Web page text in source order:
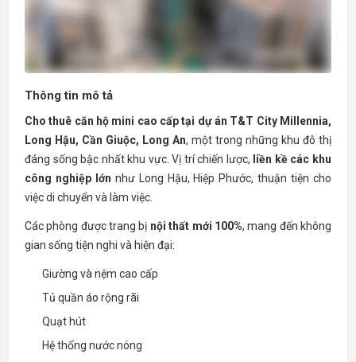
Thông tin mô tả
Cho thuê căn hộ mini cao cấp tại dự án T&T City Millennia,
Long Hậu, Cần Giuộc, Long An, một trong những khu đô thị
đáng sống bậc nhất khu vực. Vị trí chiến lược, liền kề các khu
công nghiệp lớn như Long Hậu, Hiệp Phước, thuận tiện cho
việc di chuyển và làm việc.
Các phòng được trang bị nội thất mới 100%, mang đến không
gian sống tiện nghi và hiện đại:
Giường và nệm cao cấp
Tủ quần áo rộng rãi
Quạt hút
Hệ thống nước nóng